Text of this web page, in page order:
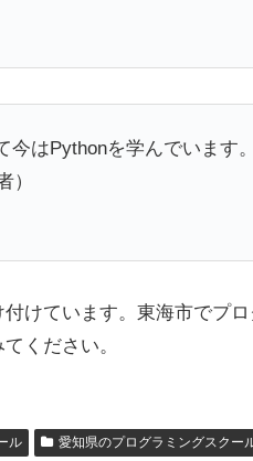
今はPythonを学んでいます
）
けています。東海市でプ
ください。
ル 愛知県のプログラミングスクー